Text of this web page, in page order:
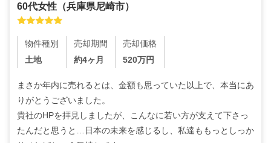
60代女性 （兵庫県尼崎市）
物件種別
土地
売却期間
約4ヶ月
売却価格
520万円
まさか年内に売れるとは、金額も思っていた以上で、本当にあ
りがとうございました。
貴社のHPを拝見しましたが、こんなに若い方が支えて下さっ
たんだと思うと…日本の未来を感じるし、私達ももっとしっか